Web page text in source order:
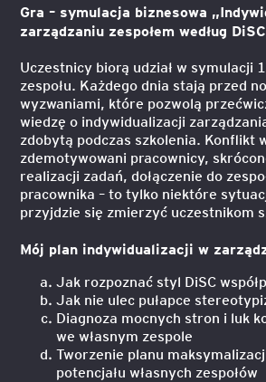
Gra – symulacja biznesowa
zarządzaniu zespołem według
Uczestnicy biorą udział w symulacji
zespołu. Każdego dnia stają przed
wyzwaniami, które pozwolą
wiedzę o indywidualizacji
zdobytą podczas szkolenia. Konflikt
zdemotywowani pracownicy,
realizacji zadań, dołączenie do
pracownika – to tylko niektóre
przyjdzie się zmierzyć uczestnikom
Mój plan indywidualizacji w
Jak rozpoznać styl DiSC
Jak nie ulec pułapce
Diagnoza mocnych stron i luk
we własnym zespole
Tworzenie planu
potencjału własnych zespołów